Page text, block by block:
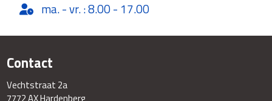
ma. - vr. : 8.00 - 17.00
Contact
Vechtstraat 2a
7772 AX Hardenberg